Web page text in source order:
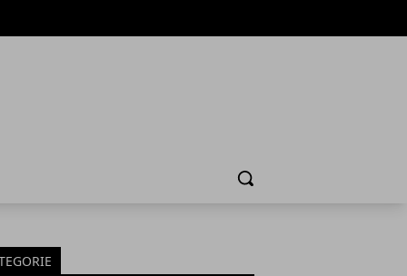
Cerca